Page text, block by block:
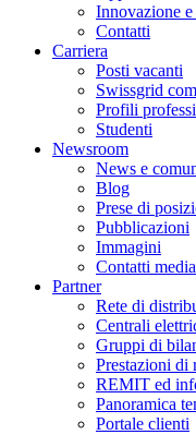
Innovazione
Contatti
Carriera
Posti vacanti
Swissgrid
Profili
Studenti
Newsroom
News e
Blog
Prese di
Pubblicazioni
Immagini
Contatti media
Partner
Rete di
Centrali
Gruppi di
Prestazioni di
REMIT ed
Panoramica
Portale clienti